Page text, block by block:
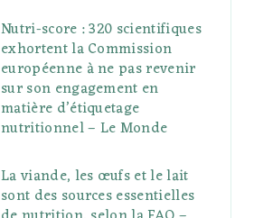
Nutri-score : 320 scientifiques
exhortent la Commission
européenne à ne pas revenir
sur son engagement en
matière d’étiquetage
nutritionnel – Le Monde
La viande, les œufs et le lait
sont des sources essentielles